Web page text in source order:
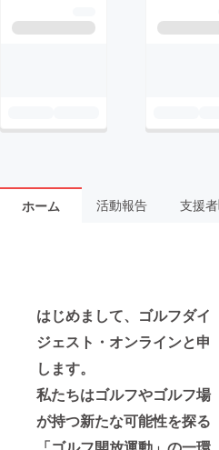
ホーム 活動報告 支援者
はじめまして、ゴルフダイ
ジェスト・オンラインと申
します。
私たちはゴルフやゴルフ場
が持つ新たな可能性を探る